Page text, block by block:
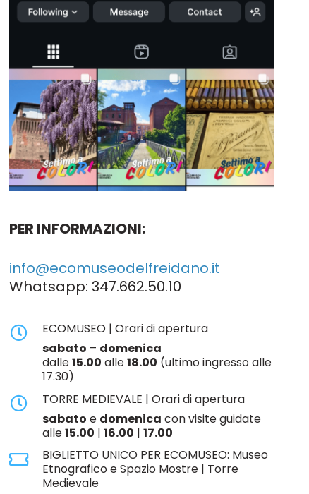
PER INFORMAZIONI:
info@ecomuseodelfreidano.it
Whatsapp:347.662.50.10
ECOMUSEO | Orari di apertura
sabato – domenica
dalle15.00 alle18.00 (ultimo ingresso alle
17.30)
TORRE MEDIEVALE | Orari di apertura
sabato e domenica con visite guidate
alle15.00 | 16.00 | 17.00
BIGLIETTO UNICO PER ECOMUSEO: Museo
Etnografico e Spazio Mostre | Torre
Medievale